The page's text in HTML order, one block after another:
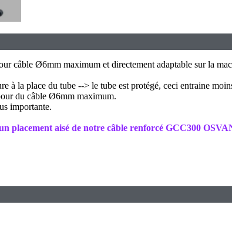
câble Ø6mm maximum et directement adaptable sur la
à la place du tube --> le tube est protégé, ceci entraine
du câble Ø6mm maximum.
importante.
placement aisé de notre câble renforcé GCC300